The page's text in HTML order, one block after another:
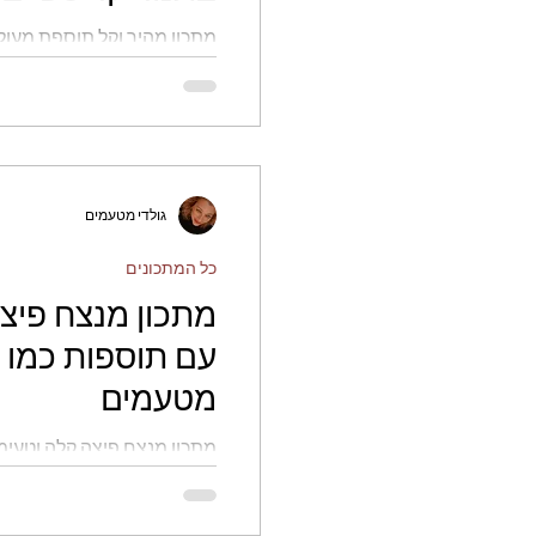
חגים לחמים
פירות
- גולדי מטעמים
מתכון מהיר וקל תוספת
אדמה בתנור קריספיים
מתכון מנצח
עם תוספות כמו
מטעמים
מתכון מנצח פיצה קלה
כל המתכונים
גולדי מטעמים